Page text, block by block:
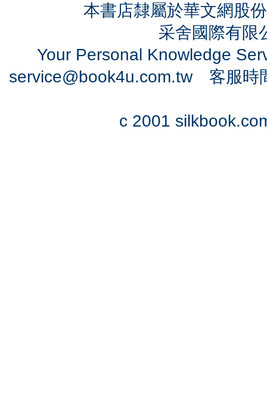
本書店隸屬於華文網股
采舍國際有
Your Personal Knowledge
service@book4u.com.tw客服時
c 2001